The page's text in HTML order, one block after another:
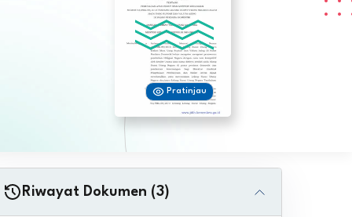
JDIH
Pratinjau
Riwayat Dokumen (3)